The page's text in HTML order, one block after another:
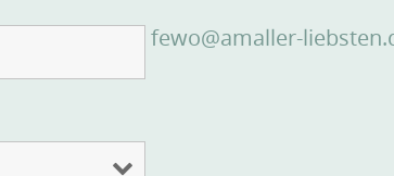
fewo@amaller-